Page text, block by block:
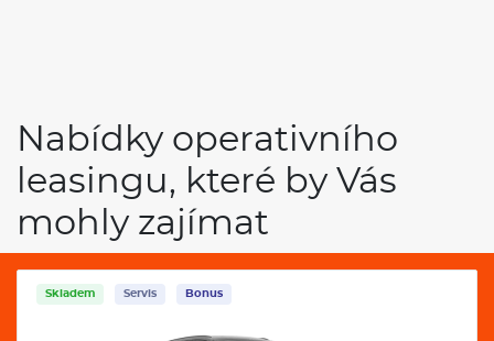
Nabídky operativního
leasingu, které by Vás
mohly zajímat
Skladem Servis Bonus